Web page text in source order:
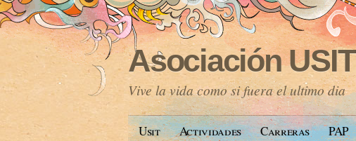
Asociación USIT
Vive la vida como si fuera el ultimo dia
Usit Actividades Carreras PAP